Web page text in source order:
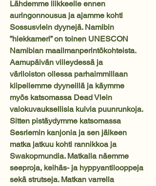
Lähdemme liikkeelle ennen
auringonnousua ja ajamme kohti
Sossusvlein dyynejä. Namibin
”hiekkameri” on toinen UNESCON
Namibian maailmanperintökohteista.
Aamupäivän viileydessä ja
väriloiston ollessa parhaimmillaan
kiipeilemme dyyneillä ja käymme
myös katsomassa Dead Vlein
valokuvauksellisia kuivia puunrunkoja.
Sitten pistäydymme katsomassa
Sesriemin kanjonia ja sen jälkeen
matka jatkuu kohti rannikkoa ja
Swakopmundia. Matkalla näemme
seeproja, keihäs- ja hyppyantilooppeja
sekä strutseja. Matkan varrella